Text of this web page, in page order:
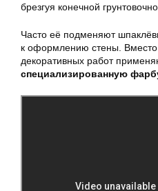
брезгуя конечной
Часто её подменяют
к оформлению стены.
декоративных работ
специализированную